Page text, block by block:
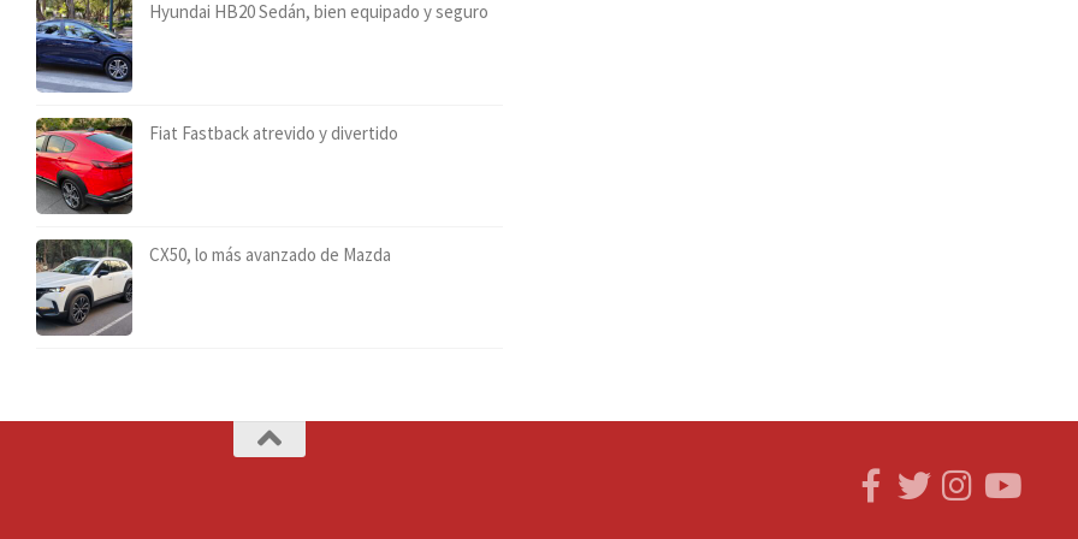
Hyundai HB20 Sedán, bien equipado y seguro
Fiat Fastback atrevido y divertido
CX50, lo más avanzado de Mazda